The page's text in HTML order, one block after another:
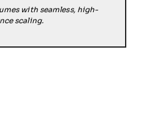
with seamless, high-
scaling.